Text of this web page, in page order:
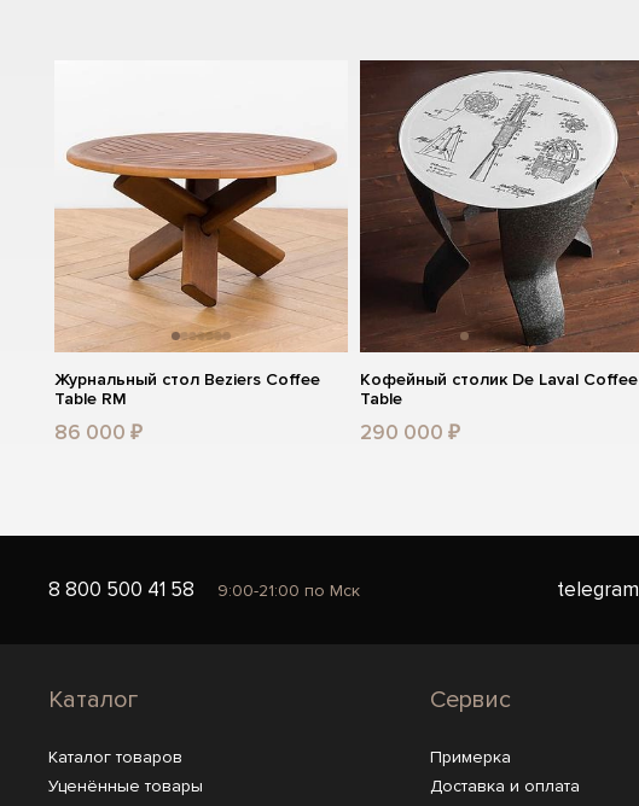
Журнальный стол Beziers Coffee
Table RM
86 000 ₽
Кофейный столик De Laval Coffee
Table
290 000 ₽
8 800 500 41 58 9:00-21:00 по Мск telegram
Каталог
Каталог товаров
Уценённые товары
Сервис
Примерка
Доставка и оплата